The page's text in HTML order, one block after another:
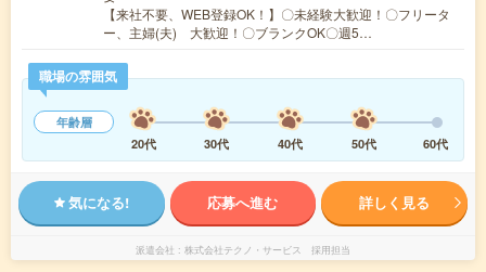
【来社不要、WEB登録OK！】〇未経験大歓迎！〇フリータ
ー、主婦(夫) 大歓迎！〇ブランクOK〇週5…
職場の雰囲気
年齢層
20代
30代 40代 50代 60代
気になる! 応募へ進む 詳しく見る
派遣会社 株式会社テクノ・サービス 採用担当